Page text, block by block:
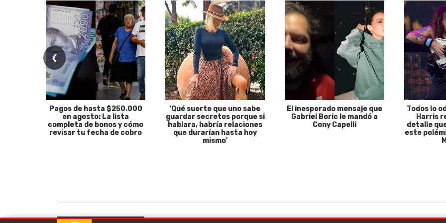
❮
Pagos de hasta $250.000
en agosto: La lista
completa de bonos y cómo
revisar tu fecha de cobro
'Qué suerte que uno sabe
guardar secretos porque si
hablara, habría relaciones
que durarían hasta hoy
mismo'
El inesperado mensaje que
Gabriel Boric le mandó a
Cony Capelli
Todos lo
Harris
detalle
este